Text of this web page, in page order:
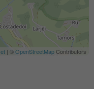
| ©OpenStreetMapContributors